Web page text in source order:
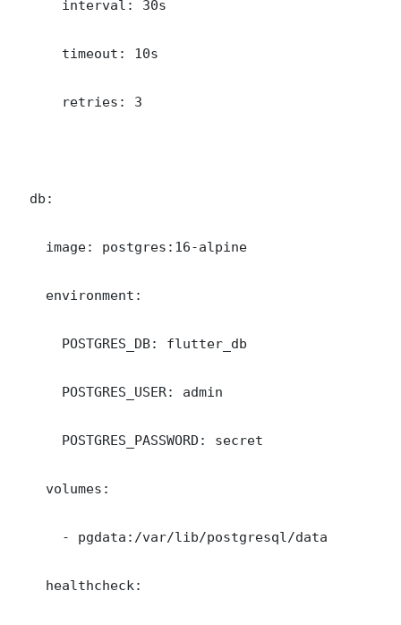
      interval: 30s
      timeout: 10s
      retries: 3
  db:
    image: postgres:16-alpine
    environment:
      POSTGRES_DB: flutter_db
      POSTGRES_USER: admin
      POSTGRES_PASSWORD: secret
    volumes:
      - pgdata:/var/lib/postgresql/data
    healthcheck: